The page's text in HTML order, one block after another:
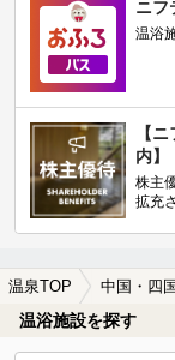
ニフ
温浴
【
内】
株主
拡充
温泉TOP 中国・四国
温浴施設を探す